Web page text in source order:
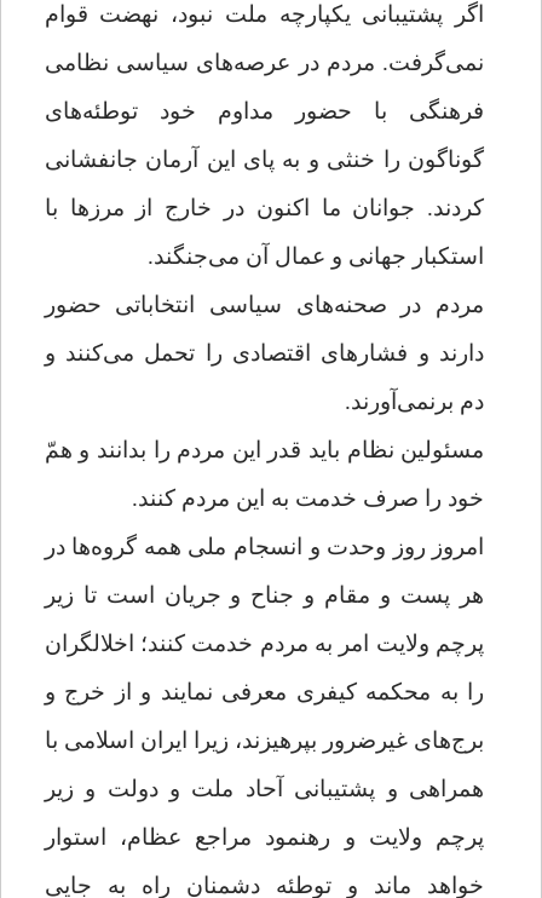
اگر پشتیبانی یکپارچه ملت نبود، نهضت قوام
نمی‌گرفت. مردم در عرصه‌های سیاسی نظامی
فرهنگی با حضور مداوم خود توطئه‌های
گوناگون را خنثی و به پای این آرمان جانفشانی
کردند. جوانان ما ‌اکنون در خارج از مرزها با
استکبار جهانی و عمال آن می‌جنگند.
مردم در صحنه‌های سیاسی انتخاباتی حضور
دارند و فشارهای اقتصادی را تحمل می‌کنند و
دم برنمی‌آورند.
مسئولین نظام باید قدر این مردم را بدانند و همّ
خود را صرف خدمت به این مردم کنند.
امروز روز وحدت و انسجام ملی همه گروه‌ها در
هر پست و مقام و جناح و جریان است تا زیر
پرچم ولایت امر به مردم خدمت کنند؛ اخلالگران
را به محکمه کیفری معرفی نمایند و از خرج و
برج‌های غیرضرور بپرهیزند، زیرا ایران اسلامی با
همراهی و پشتیبانی آحاد ملت و دولت و زیر
پرچم ولایت و رهنمود مراجع عظام، استوار
خواهد ماند و توطئه دشمنان راه به جایی